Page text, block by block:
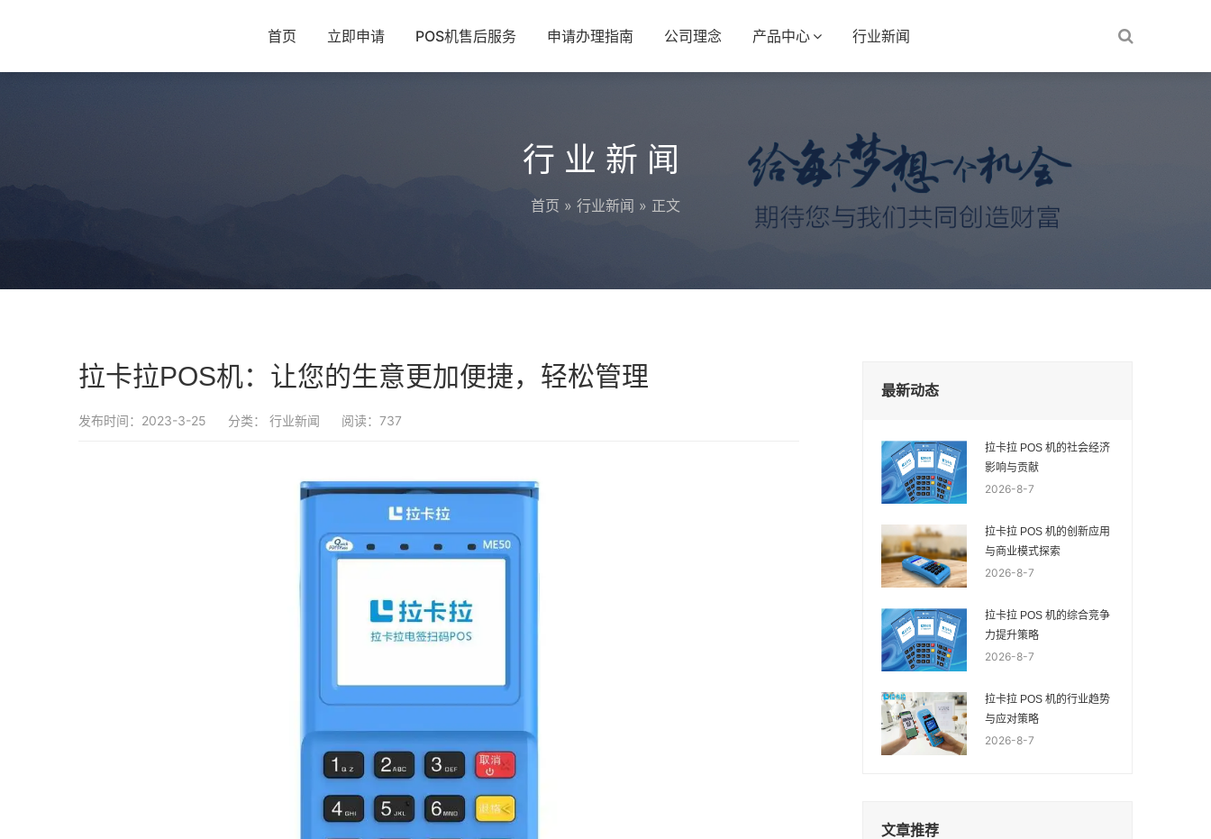
首页 立即申请 POS机售后服务 申请办理指南 公司理念 产品中心 行业新闻
行业新闻
首页 » 行业新闻 » 正文
拉卡拉POS机：让您的生意更加便捷，轻松管理
发布时间：2023-3-25 分类： 行业新闻 阅读：737
最新动态
拉卡拉 POS 机的社会经济
影响与贡献
2026-8-7
拉卡拉 POS 机的创新应用
与商业模式探索
2026-8-7
拉卡拉 POS 机的综合竞争
力提升策略
2026-8-7
拉卡拉 POS 机的行业趋势
与应对策略
2026-8-7
文章推荐